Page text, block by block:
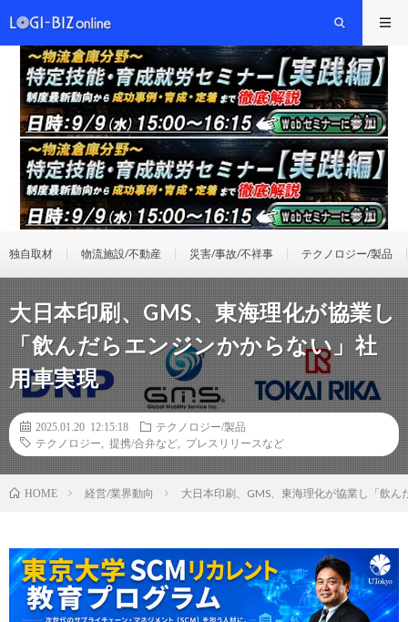
独自取材 物流施設/不動産 災害/事故/不祥事 テクノロジー/製品
大日本印刷、GMS、東海理化が協業し
「飲んだらエンジンかからない」社
用車実現
2025.01.20 12:15:18
テクノロジー/製品
テクノロジー
提携/合弁など プレスリリースなど
HOME 経営/業界動向 大日本印刷、GMS、東海理化が協業し「飲